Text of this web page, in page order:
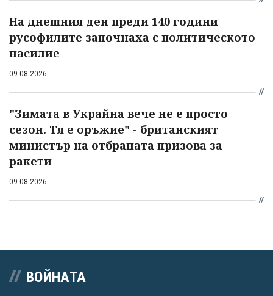
На днешния ден преди 140 години
русофилите започнаха с политическото
насилие
09.08.2026
"Зимата в Украйна вече не е просто
сезон. Тя е оръжие" - британският
министър на отбраната призова за
ракети
09.08.2026
ВОЙНАТА